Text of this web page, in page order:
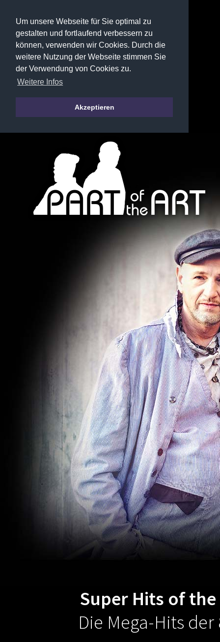
Um unsere Webseite für Sie optimal zu
gestalten und fortlaufend verbessern zu
können, verwenden wir Cookies. Durch die
weitere Nutzung der Webseite stimmen Sie
der Verwendung von Cookies zu.
Weitere Infos
Akzeptieren
Super Hits of
Die Mega-Hits